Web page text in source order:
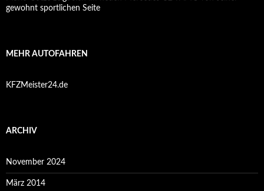
gewohnt sportlichen Seite
MEHR AUTOFAHREN
KFZMeister24.de
ARCHIV
November 2024
März 2014